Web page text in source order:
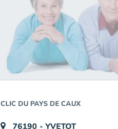
CLIC DU PAYS DE CAUX
76190 - YVETOT